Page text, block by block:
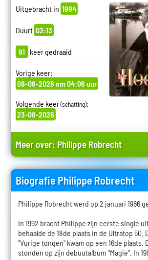
Uitgebracht in 1994
Duurt 03:13
91 keer gedraaid
Vorige keer:
09-06-2026 om 04:06 uur
Volgende keer(schatting):
23-08-2026
Meer over: Philippe Robrecht
Biografie Philippe Robrecht
Philippe Robrecht werd op 2 januari 1966
In 1992 bracht Philippe zijn eerste single
behaalde de 18de plaats in de Ultratop 50.
"Vurige tongen" kwam op een 16de plaats.
stonden op zijn debuutalbum "Magie". In